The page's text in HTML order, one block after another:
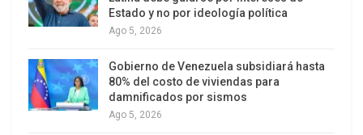
Estado y no por ideología política
Ago 5, 2026
Gobierno de Venezuela subsidiará hasta
80% del costo de viviendas para
damnificados por sismos
Ago 5, 2026